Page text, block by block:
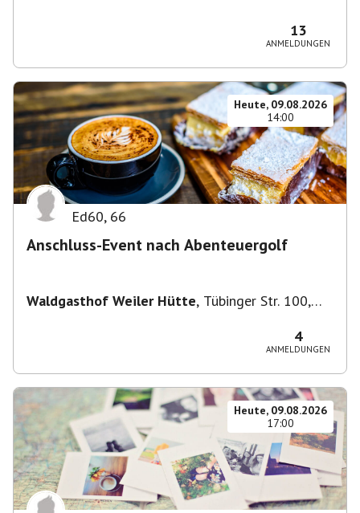
13
ANMELDUNGEN
Heute, 09.08.2026
14:00
Ed60, 66
Anschluss-Event nach Abenteuergolf
Waldgasthof Weiler Hütte, Tübinger Str. 100,
4
ANMELDUNGEN
Heute, 09.08.2026
17:00